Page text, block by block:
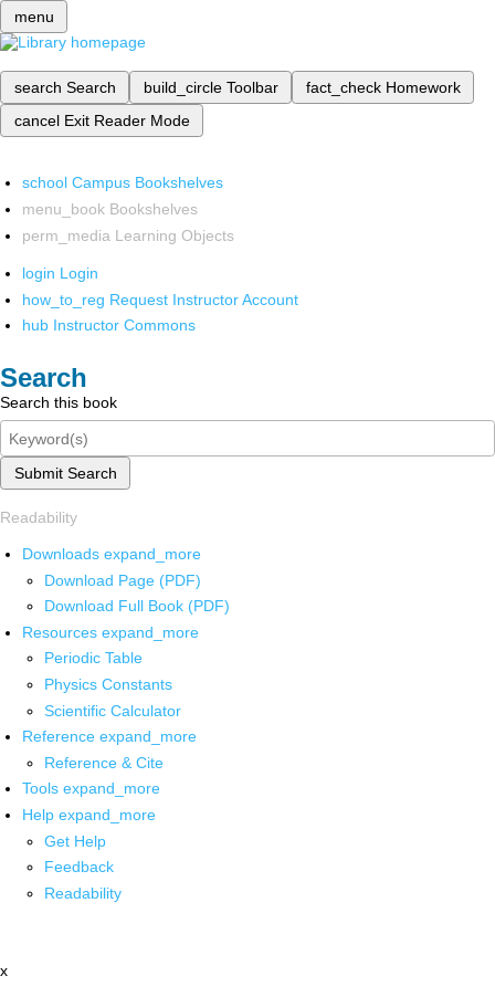
menu
search Search build_circle Toolbar fact_check Homework
cancel Exit Reader Mode
school Campus Bookshelves
menu_book Bookshelves
perm_media Learning Objects
login Login
how_to_reg Request Instructor Account
hub Instructor Commons
Search
Search this book
Submit Search
Readability
Downloads expand_more
Download Page (PDF)
Download Full Book (PDF)
Resources expand_more
Periodic Table
Physics Constants
Scientific Calculator
Reference expand_more
Reference & Cite
Tools expand_more
Help expand_more
Get Help
Feedback
Readability
x